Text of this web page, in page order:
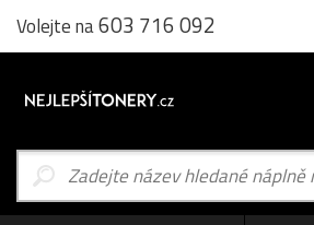
Volejte na603 716 092